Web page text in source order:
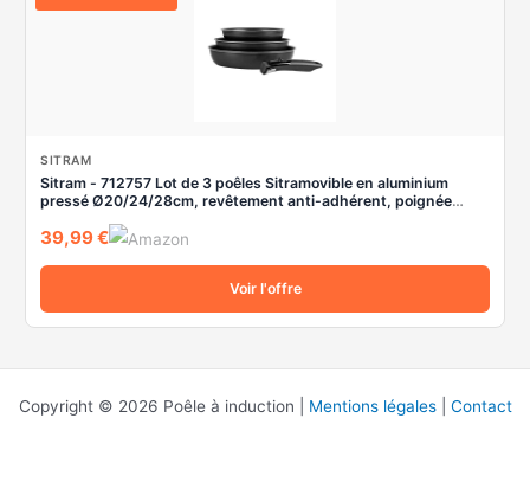
SITRAM
Sitram - 712757 Lot de 3 poêles Sitramovible en aluminium
pressé Ø20/24/28cm, revêtement anti-adhérent, poignée
39,99 €
Voir l'offre
Copyright © 2026 Poêle à induction | Mentions légales| Contact